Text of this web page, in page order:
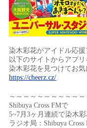
染木彩花がアイドル応援
以下のサイトからアプ
染木彩花を見つけてお
https://cheerz.cz/
～～～～～～～～～～
Shibuya Cross FMで
5~7月3ヶ月連続で染木
ラジオ局：Shibuya Cross